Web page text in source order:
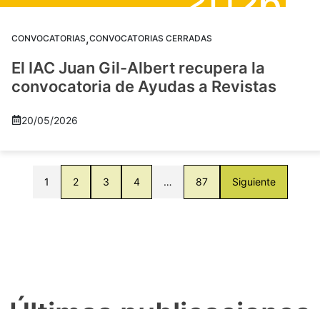
CONVOCATORIAS,CONVOCATORIAS CERRADAS
El IAC Juan Gil-Albert recupera la
convocatoria de Ayudas a Revistas
20/05/2026
1 2 3 4 … 87 Siguiente